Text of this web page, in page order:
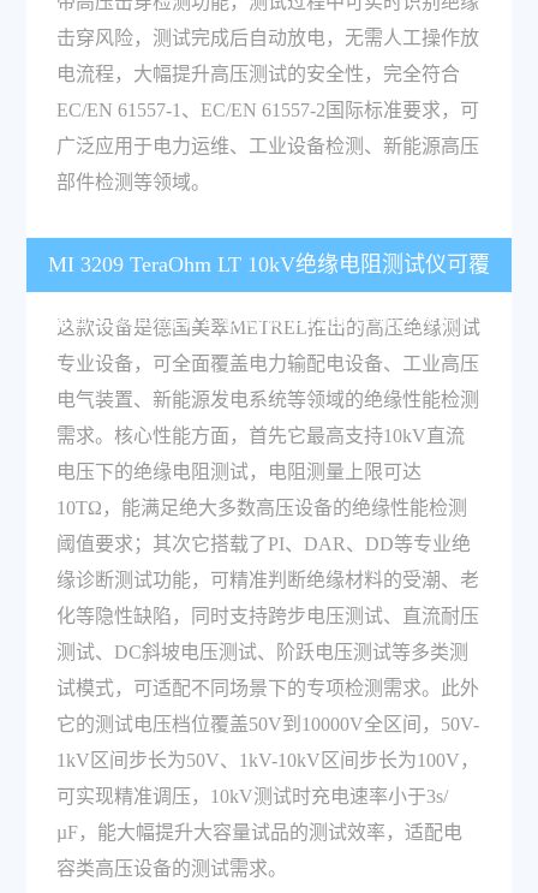
击穿风险，测试完成后自动放电，无需人工操作放
电流程，大幅提升高压测试的安全性，完全符合
EC/EN 61557-1、EC/EN 61557-2国际标准要求，可
广泛应用于电力运维、工业设备检测、新能源高压
部件检测等领域。
MI 3209 TeraOhm LT 10kV绝缘电阻测试仪可覆
盖哪些测试需求，核心测试性能有哪些特点？
这款设备是德国美翠METREL推出的高压绝缘测试
专业设备，可全面覆盖电力输配电设备、工业高压
电气装置、新能源发电系统等领域的绝缘性能检测
需求。核心性能方面，首先它最高支持10kV直流
电压下的绝缘电阻测试，电阻测量上限可达
10TΩ，能满足绝大多数高压设备的绝缘性能检测
阈值要求；其次它搭载了PI、DAR、DD等专业绝
缘诊断测试功能，可精准判断绝缘材料的受潮、老
化等隐性缺陷，同时支持跨步电压测试、直流耐压
测试、DC斜坡电压测试、阶跃电压测试等多类测
试模式，可适配不同场景下的专项检测需求。此外
它的测试电压档位覆盖50V到10000V全区间，50V-
1kV区间步长为50V、1kV-10kV区间步长为100V，
可实现精准调压，10kV测试时充电速率小于3s/
µF，能大幅提升大容量试品的测试效率，适配电
容类高压设备的测试需求。